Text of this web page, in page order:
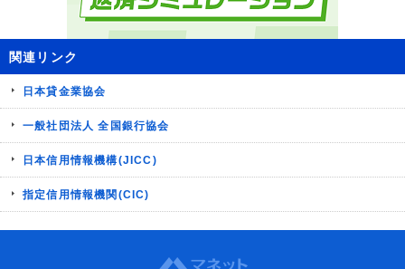
関連リンク
日本貸金業協会
一般社団法人 全国銀行協会
日本信用情報機構(JICC)
指定信用情報機関(CIC)